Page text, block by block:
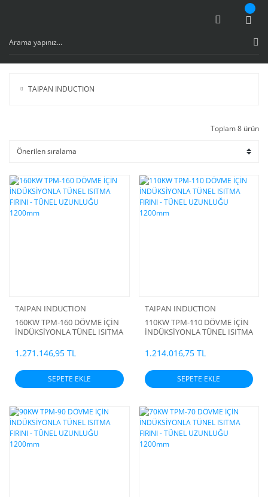
TAIPAN INDUCTION
Toplam 8 ürün
TAIPAN INDUCTION
160KW TPM-160 DÖVME İÇİN
İNDÜKSİYONLA TÜNEL ISITMA
1200mm
1.271.146,95 TL
SEPETE EKLE
TAIPAN INDUCTION
110KW TPM-110 DÖVME İÇİN
İNDÜKSİYONLA TÜNEL ISITMA
1200mm
1.214.016,75 TL
SEPETE EKLE